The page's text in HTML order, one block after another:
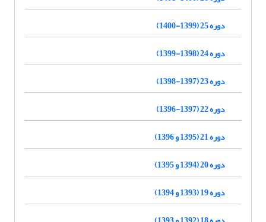
دوره 25 (1399-1400)
دوره 24 (1398-1399)
دوره 23 (1397-1398)
دوره 22 (1397-1396)
دوره 21 (1395 و 1396)
دوره 20 (1394 و 1395)
دوره 19 (1393 و 1394)